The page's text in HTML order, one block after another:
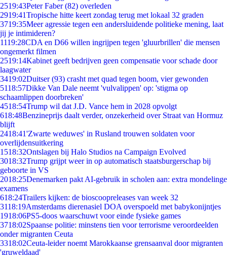
2519:43Peter Faber (82) overleden
2919:41Tropische hitte keert zondag terug met lokaal 32 graden
3719:35Meer agressie tegen een andersluidende politieke mening, laat
jij je intimideren?
1119:28CDA en D66 willen ingrijpen tegen 'gluurbrillen' die mensen
ongemerkt filmen
2519:14Kabinet geeft bedrijven geen compensatie voor schade door
laagwater
3419:02Duitser (93) crasht met quad tegen boom, vier gewonden
5118:57Dikke Van Dale neemt 'vulvalippen' op: 'stigma op
schaamlippen doorbreken'
4518:54Trump wil dat J.D. Vance hem in 2028 opvolgt
618:48Benzineprijs daalt verder, onzekerheid over Straat van Hormuz
blijft
2418:41'Zwarte weduwes' in Rusland trouwen soldaten voor
overlijdensuitkering
1518:32Ontslagen bij Halo Studios na Campaign Evolved
3018:32Trump grijpt weer in op automatisch staatsburgerschap bij
geboorte in VS
2018:25Denemarken pakt AI-gebruik in scholen aan: extra mondelinge
examens
618:24Trailers kijken: de bioscoopreleases van week 32
3118:19Amsterdams dierenasiel DOA overspoeld met babykonijntjes
1918:06PS5-doos waarschuwt voor einde fysieke games
3718:02Spaanse politie: minstens tien voor terrorisme veroordeelden
onder migranten Ceuta
3318:02Ceuta-leider noemt Marokkaanse grensaanval door migranten
'gruweldaad'